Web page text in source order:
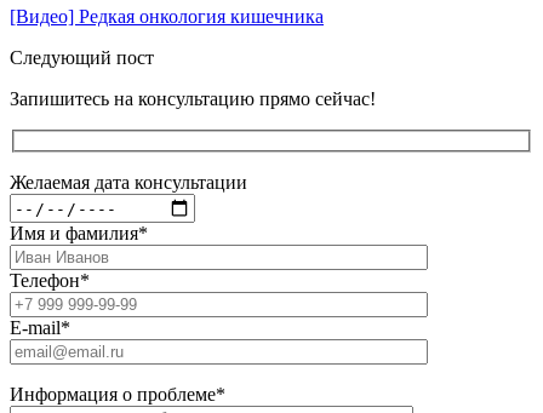
[Видео] Редкая онкология кишечника
Следующий пост
Запишитесь на консультацию прямо сейчас!
Желаемая дата консультации
Имя и фамилия*
Телефон*
E-mail*
Информация о проблеме*